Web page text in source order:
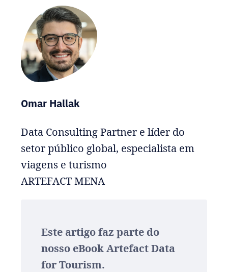
Omar Hallak
Data Consulting Partner e líder do
setor público global, especialista em
viagens e turismo
ARTEFACT MENA
Este artigo faz parte do
nosso eBook Artefact Data
for Tourism.